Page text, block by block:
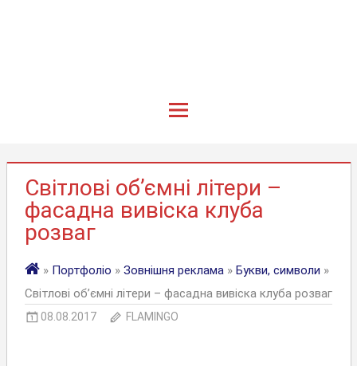
Світлові об’ємні літери –
фасадна вивіска клуба
розваг
» Портфоліо » Зовнішня реклама » Букви, символи »
Світлові об’ємні літери – фасадна вивіска клуба розваг
08.08.2017 FLAMINGO